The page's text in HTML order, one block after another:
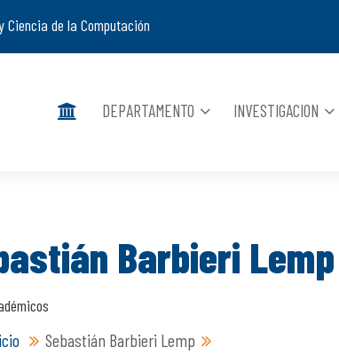
Ciencia de la Computación
DEPARTAMENTO INVESTIGACION
Barbieri Lemp
Sebastián Barbieri Lemp